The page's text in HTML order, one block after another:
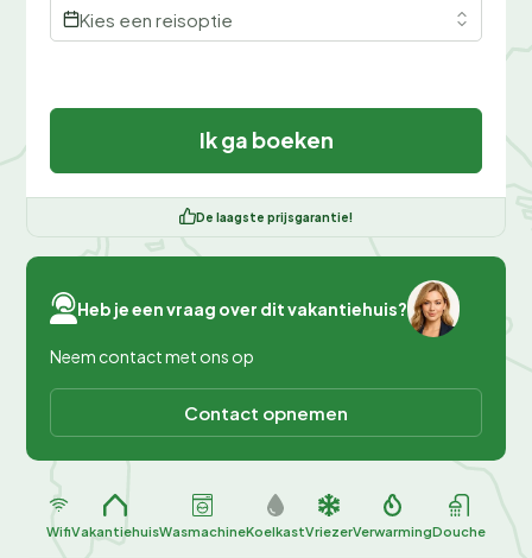
Kies een reisoptie
Ik ga boeken
De laagste prijsgarantie!
Heb je een vraag over dit vakantiehuis?
Neem contact met ons op
Contact opnemen
WifiVakantiehuisWasmachineKoelkastVriezerVerwarmingDouche